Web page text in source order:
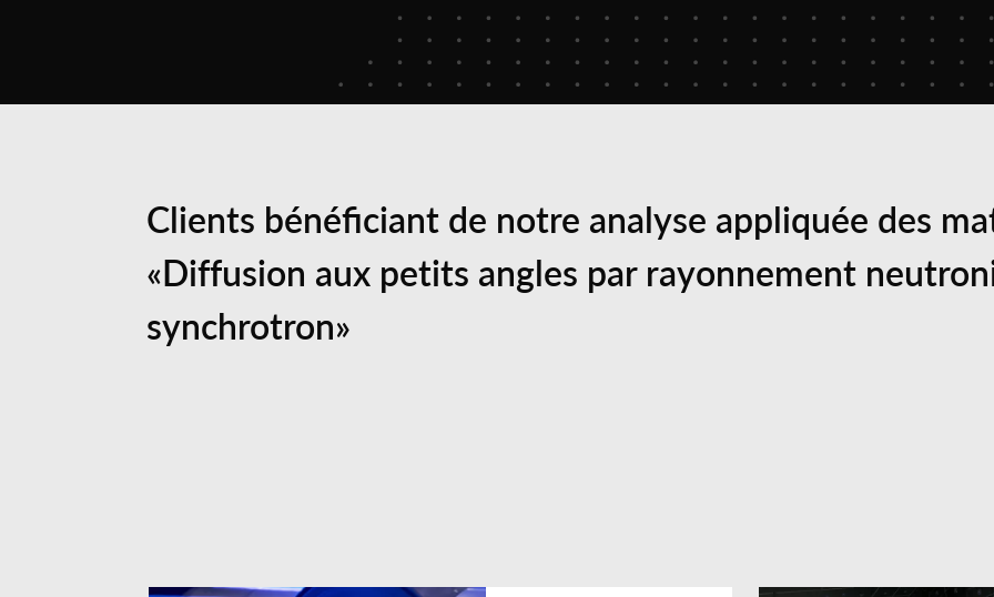
Clients bénéficiant de notre analyse appliquée des
«Diffusion aux petits angles par rayonnement
synchrotron»